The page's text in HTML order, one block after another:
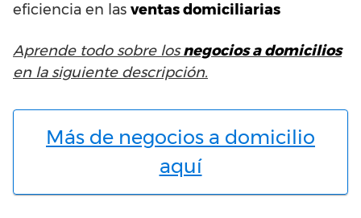
eficiencia en las ventas domiciliarias
Aprende todo sobre losnegocios a domicilios
en la siguiente descripción.
Más de negocios a domicilio
aquí